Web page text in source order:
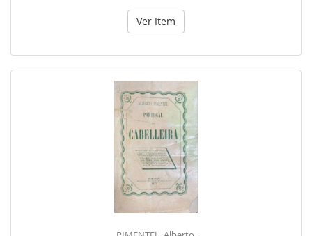
Ver Item